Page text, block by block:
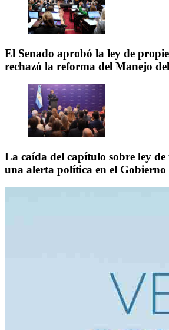
El Senado aprobó la ley de
rechazó la reforma del Manejo
La caída del capítulo sobre ley de
una alerta política en el Gobierno